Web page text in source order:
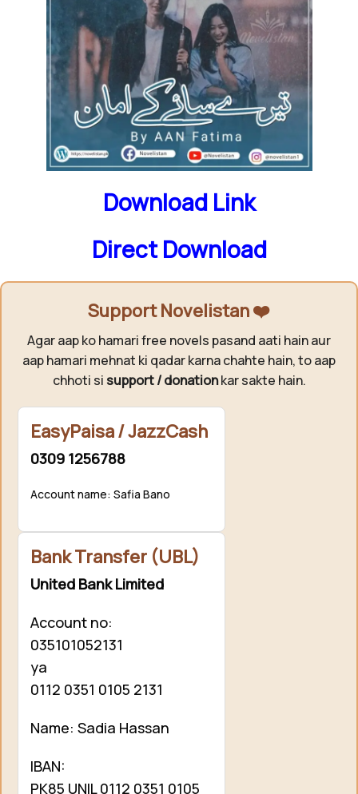
Download Link
Direct Download
Support Novelistan ❤️
Agar aap ko hamari free novels pasand aati hain aur
aap hamari mehnat ki qadar karna chahte hain, to aap
chhoti si support / donationkar sakte hain.
EasyPaisa / JazzCash
0309 1256788
Account name: Safia Bano
Bank Transfer (UBL)
United Bank Limited
Account no:
035101052131
ya
0112 0351 0105 2131
Name: Sadia Hassan
IBAN:
PK85 UNIL 0112 0351 0105